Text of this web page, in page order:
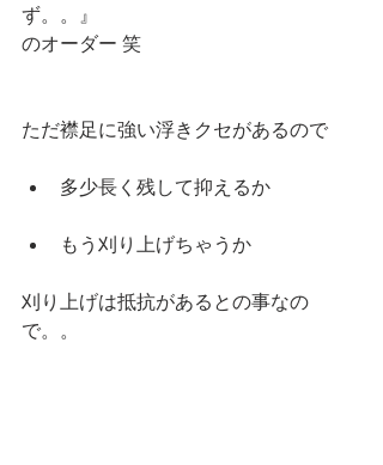
ず。。』
のオーダー 笑
ただ襟足に強い浮きクセがあるので
多少長く残して抑えるか
もう刈り上げちゃうか
刈り上げは抵抗があるとの事なの
で。。